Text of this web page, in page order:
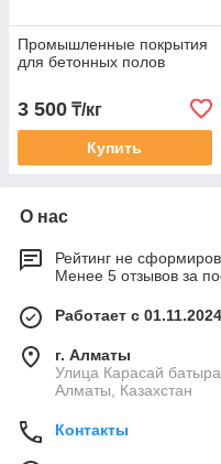
Промышленные покрытия
для бетонных полов
3 500 ₸/кг
Купить
О нас
Рейтинг не
Менее 5 отзывов за
Работает с 01.11.2024
г. Алматы
Улица Карасай
Алматы, Казахстан
Контакты